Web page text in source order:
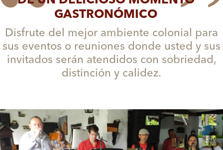
GASTRONÓMICO
Disfrute del mejor ambiente colonial para
sus eventos o reuniones donde usted y sus
invitados serán atendidos con sobriedad,
distinción y calidez.